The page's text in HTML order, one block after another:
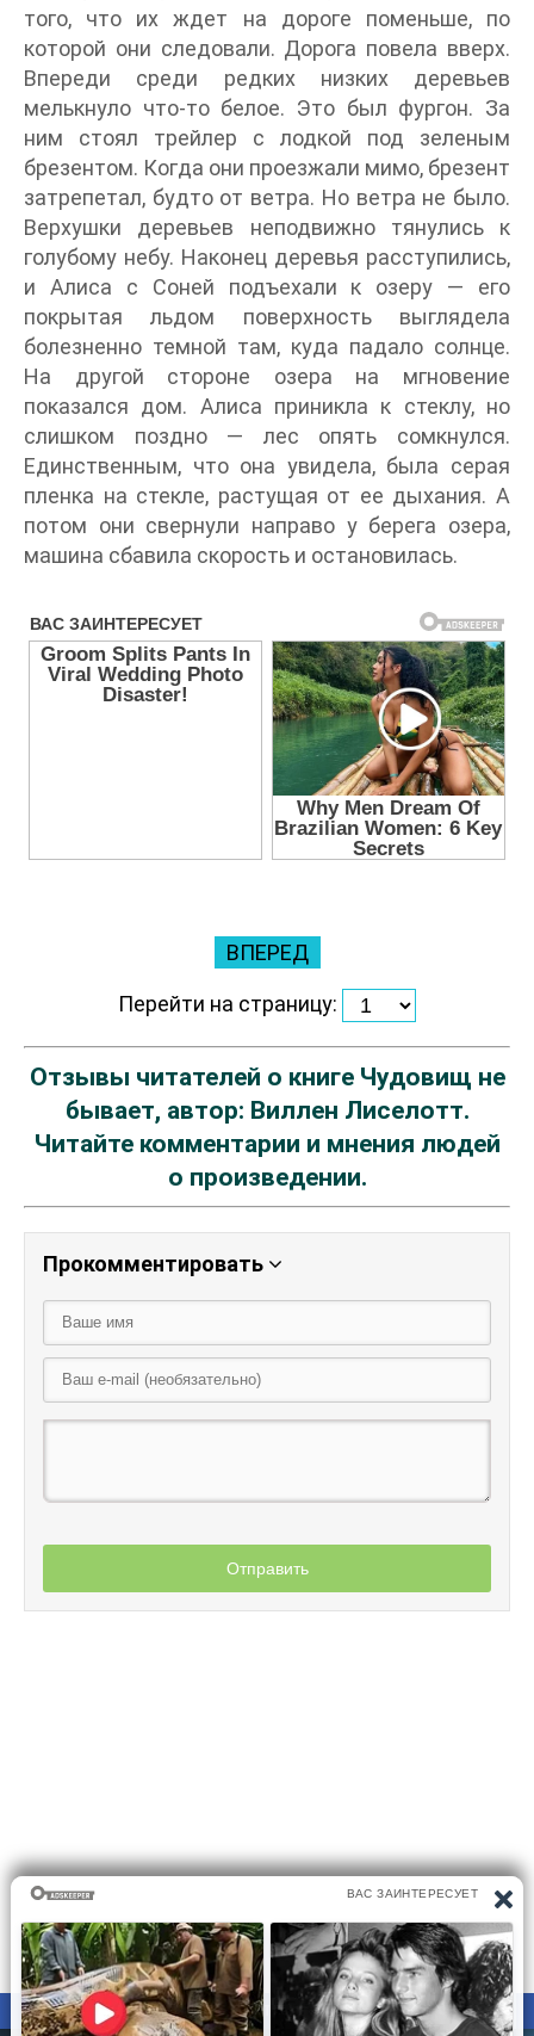
того, что их ждет на дороге поменьше, по
которой они следовали. Дорога повела вверх.
Впереди среди редких низких деревьев
мелькнуло что-то белое. Это был фургон. За
ним стоял трейлер с лодкой под зеленым
брезентом. Когда они проезжали мимо, брезент
затрепетал, будто от ветра. Но ветра не было.
Верхушки деревьев неподвижно тянулись к
голубому небу. Наконец деревья расступились,
и Алиса с Соней подъехали к озеру — его
покрытая льдом поверхность выглядела
болезненно темной там, куда падало солнце.
На другой стороне озера на мгновение
показался дом. Алиса приникла к стеклу, но
слишком поздно — лес опять сомкнулся.
Единственным, что она увидела, была серая
пленка на стекле, растущая от ее дыхания. А
потом они свернули направо у берега озера,
машина сбавила скорость и остановилась.
ВПЕРЕД
Перейти на страницу:
Отзывы читателей о книге Чудовищ не
бывает, автор: Виллен Лиселотт.
Читайте комментарии и мнения людей
о произведении.
Прокомментировать
Отправить
ПРАВООБЛАДАТЕЛЯМ ПОЛИТИКА КОНФИДЕНЦИАЛЬНОСТИ